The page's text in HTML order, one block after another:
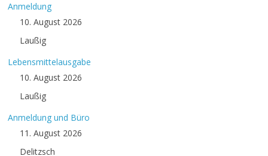
Anmeldung
10. August 2026
Laußig
Lebensmittelausgabe
10. August 2026
Laußig
Anmeldung und Büro
11. August 2026
Delitzsch